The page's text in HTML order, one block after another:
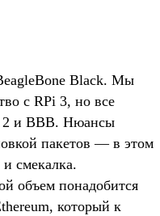
Black. Мы
с RPi 3, но все
2 и BBB. Нюансы
пакетов — в этом
и смекалка.
объем понадобится
который к